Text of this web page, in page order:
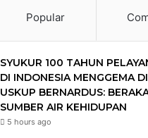
Popular
SYUKUR 100 TAHUN
DI INDONESIA MENGGEMA
USKUP BERNARDUS:
SUMBER AIR KEHIDUPAN
5 hours ago